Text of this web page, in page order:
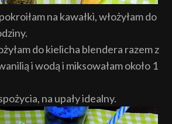
na kawałki, włożyłam do
do kielicha blendera razem z
i wodą i miksowałam około 1
na upały idealny.